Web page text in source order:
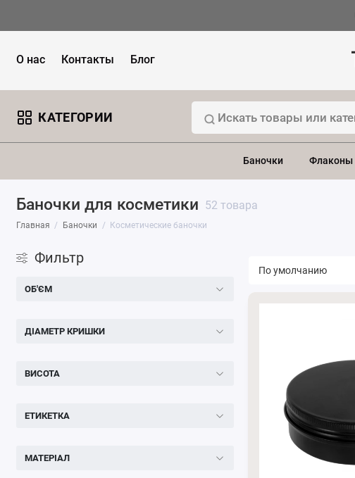
О нас Контакты Блог
КАТЕГОРИИ
Баночки Флаконы
Баночки для косметики 52 товара
Главная Баночки Косметические баночки
Фильтр
ОБ'ЄМ
ДІАМЕТР КРИШКИ
ВИСОТА
ЕТИКЕТКА
МАТЕРІАЛ